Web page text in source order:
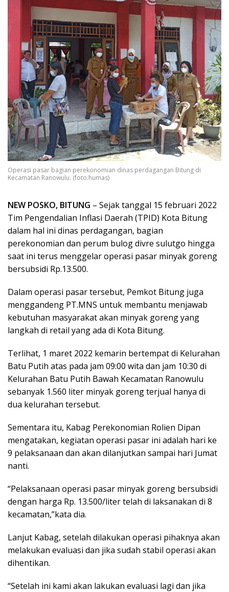
Operasi pasar bagian perekonomian dinas perdagangan Bitung di
Kecamatan Ranowulu. (foto:humas)
NEW POSKO, BITUNG – Sejak tanggal 15 februari 2022
Tim Pengendalian Inflasi Daerah (TPID) Kota Bitung
dalam hal ini dinas perdagangan, bagian
perekonomian dan perum bulog divre sulutgo hingga
saat ini terus menggelar operasi pasar minyak goreng
bersubsidi Rp.13.500.
Dalam operasi pasar tersebut, Pemkot Bitung juga
menggandeng PT.MNS untuk membantu menjawab
kebutuhan masyarakat akan minyak goreng yang
langkah di retail yang ada di Kota Bitung.
Terlihat, 1 maret 2022 kemarin bertempat di Kelurahan
Batu Putih atas pada jam 09:00 wita dan jam 10:30 di
Kelurahan Batu Putih Bawah Kecamatan Ranowulu
sebanyak 1.560 liter minyak goreng terjual hanya di
dua kelurahan tersebut.
Sementara itu, Kabag Perekonomian Rolien Dipan
mengatakan, kegiatan operasi pasar ini adalah hari ke
9 pelaksanaan dan akan dilanjutkan sampai hari Jumat
nanti.
“Pelaksanaan operasi pasar minyak goreng bersubsidi
dengan harga Rp. 13.500/liter telah di laksanakan di 8
kecamatan,”kata dia.
Lanjut Kabag, setelah dilakukan operasi pihaknya akan
melakukan evaluasi dan jika sudah stabil operasi akan
dihentikan.
“Setelah ini kami akan lakukan evaluasi lagi dan jika